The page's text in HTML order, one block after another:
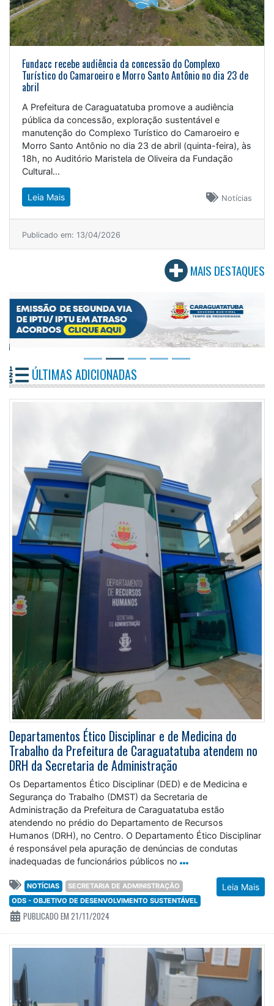
Fundacc recebe audiência da concessão do Complexo
Turístico do Camaroeiro e Morro Santo Antônio no dia 23 de
abril
A Prefeitura de Caraguatatuba promove a audiência
pública da concessão, exploração sustentável e
manutenção do Complexo Turístico do Camaroeiro e
Morro Santo Antônio no dia 23 de abril (quinta-feira), às
18h, no Auditório Maristela de Oliveira da Fundação
Cultural...
Notícias
Leia Mais
Publicado em: 13/04/2026
MAIS DESTAQUES
ÚLTIMAS ADICIONADAS
Departamentos Ético Disciplinar e de Medicina do
Trabalho da Prefeitura de Caraguatatuba atendem no
DRH da Secretaria de Administração
Os Departamentos Ético Disciplinar (DED) e de Medicina e
Segurança do Trabalho (DMST) da Secretaria de
Administração da Prefeitura de Caraguatatuba estão
atendendo no prédio do Departamento de Recursos
Humanos (DRH), no Centro. O Departamento Ético Disciplinar
é responsável pela apuração de denúncias de condutas
inadequadas de funcionários públicos no
Leia Mais
NOTÍCIAS
SECRETARIA DE ADMINISTRAÇÃO
ODS - OBJETIVO DE DESENVOLVIMENTO SUSTENTÁVEL
PUBLICADO EM 21/11/2024